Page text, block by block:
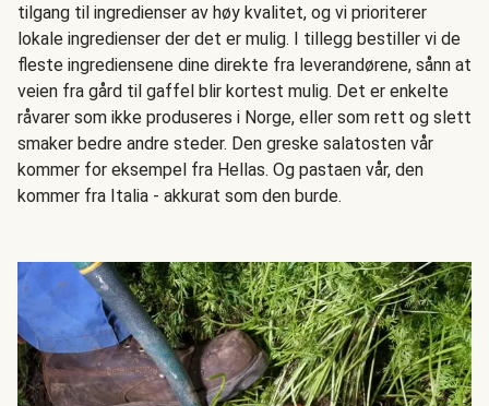
tilgang til ingredienser av høy kvalitet, og vi prioriterer
lokale ingredienser der det er mulig. I tillegg bestiller vi de
fleste ingrediensene dine direkte fra leverandørene, sånn at
veien fra gård til gaffel blir kortest mulig. Det er enkelte
råvarer som ikke produseres i Norge, eller som rett og slett
smaker bedre andre steder. Den greske salatosten vår
kommer for eksempel fra Hellas. Og pastaen vår, den
kommer fra Italia - akkurat som den burde.